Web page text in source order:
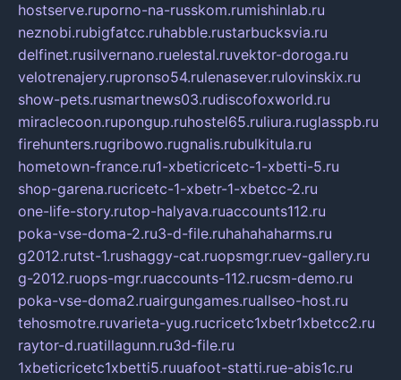
hostserve.ruporno-na-russkom.rumishinlab.ru
neznobi.rubigfatcc.ruhabble.rustarbucksvia.ru
delfinet.rusilvernano.ruelestal.ruvektor-doroga.ru
velotrenajery.rupronso54.rulenasever.rulovinskix.ru
show-pets.rusmartnews03.rudiscofoxworld.ru
miraclecoon.rupongup.ruhostel65.ruliura.ruglasspb.ru
firehunters.rugribowo.rugnalis.rubulkitula.ru
hometown-france.ru1-xbeticricetc-1-xbetti-5.ru
shop-garena.rucricetc-1-xbetr-1-xbetcc-2.ru
one-life-story.rutop-halyava.ruaccounts112.ru
poka-vse-doma-2.ru3-d-file.ruhahahaharms.ru
g2012.rutst-1.rushaggy-cat.ruopsmgr.ruev-gallery.ru
g-2012.ruops-mgr.ruaccounts-112.rucsm-demo.ru
poka-vse-doma2.ruairgungames.ruallseo-host.ru
tehosmotre.ruvarieta-yug.rucricetc1xbetr1xbetcc2.ru
raytor-d.ruatillagunn.ru3d-file.ru
1xbeticricetc1xbetti5.ruuafoot-statti.rue-abis1c.ru